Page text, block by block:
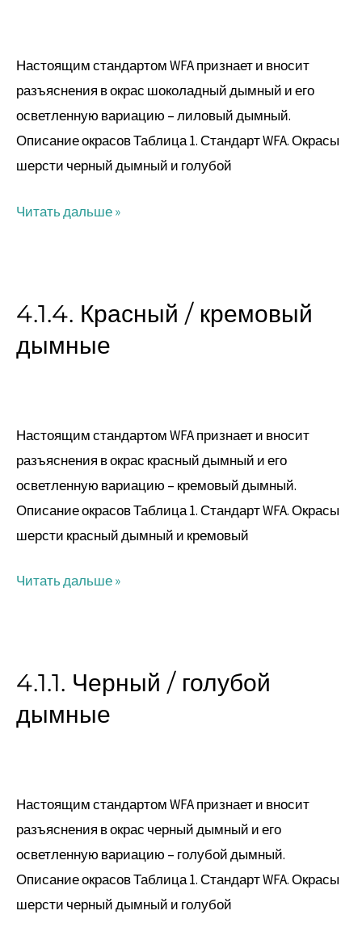
Настоящим стандартом WFA признает и вносит
разъяснения в окрас шоколадный дымный и его
осветленную вариацию – лиловый дымный.
Описание окрасов Таблица 1. Стандарт WFA. Окрасы
шерсти черный дымный и голубой
Читать дальше »
4.1.4. Красный / кремовый
дымные
Настоящим стандартом WFA признает и вносит
разъяснения в окрас красный дымный и его
осветленную вариацию – кремовый дымный.
Описание окрасов Таблица 1. Стандарт WFA. Окрасы
шерсти красный дымный и кремовый
4.1.4.
/
Читать дальше »
4.1.1. Черный / голубой
дымные
Настоящим стандартом WFA признает и вносит
разъяснения в окрас черный дымный и его
осветленную вариацию – голубой дымный.
Описание окрасов Таблица 1. Стандарт WFA. Окрасы
шерсти черный дымный и голубой
4.1.1.
/